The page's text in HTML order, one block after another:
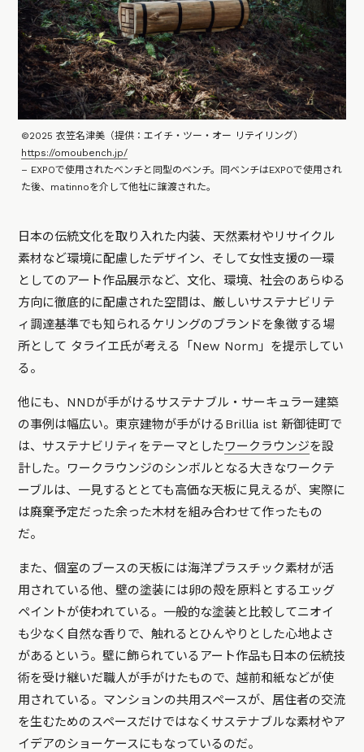
©2025 衣笠名津美（提供：エイチ・ツー・オー リテイリング）
https://omoubench.jp/
– EXPOで使用されたベンチと同型のベンチ。同ベンチはEXPOで使用され
た後、matinnoを介して他社に譲渡された。
日本の伝統文化を取り入れた内装、天然素材やリサイクル
素材など環境に配慮したデザイン、そして女性支援の一環
としてのアート作品展示など、文化、環境、社会のあらゆる
方向に徹底的に配慮された空間は、厳しいサステナビリテ
ィ調達基準でも知られるケリングのブランドを象徴する場
所として タライエ氏が考える「New Norm」を提示してい
る。
他にも、NNDが手がけるサステナブル・サーキュラー建築
の事例は幅広い。東京建物が手がけるBrillia ist 新御徒町で
は、サステナビリティをテーマとしたワークラウンジを設
計した。ワークラウンジのシンボルとなる大きなワークテ
ーブルは、一見するととても高価な天板に見えるが、実際に
は廃棄予定だった余った木材を組み合わせて作ったもの
だ。
また、個室のブースの天板には海洋プラスチック素材が活
用されている他、壁の塗装には卵の殻を原料とするエッグ
ペイントが使われている。一般的な塗装と比較してニオイ
も少なく自然な香りで、触れるとひんやりとした心地よさ
があるという。壁に飾られているアート作品も日本の伝統技
術を受け継いだ職人が手がけたもので、越前和紙などが使
用されている。マンションの共用スペースが、居住者の交流
を生むためのスペースだけではなくサステナブルな素材やア
イデアのショーケースにもなっているのだ。